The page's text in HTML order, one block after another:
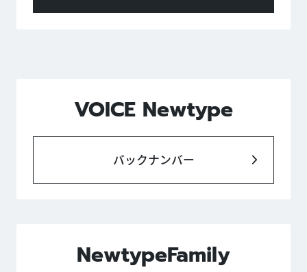
VOICE Newtype
バックナンバー
NewtypeFamily